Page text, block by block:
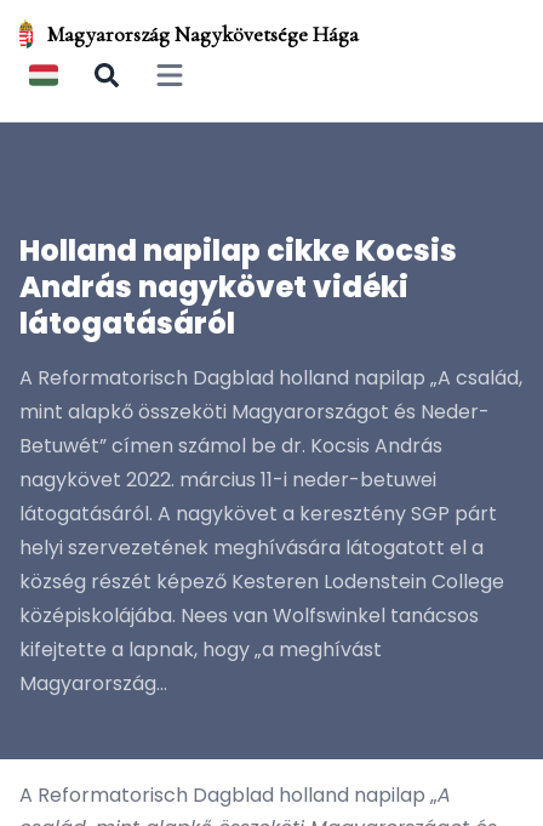
Magyarország Nagykövetsége Hága
Open main menu
Holland napilap cikke Kocsis
András nagykövet vidéki
látogatásáról
A Reformatorisch Dagblad holland napilap „A család,
mint alapkő összeköti Magyarországot és Neder-
Betuwét” címen számol be dr. Kocsis András
nagykövet 2022. március 11-i neder-betuwei
látogatásáról. A nagykövet a keresztény SGP párt
helyi szervezetének meghívására látogatott el a
község részét képező Kesteren Lodenstein College
középiskolájába. Nees van Wolfswinkel tanácsos
kifejtette a lapnak, hogy „a meghívást
Magyarország...
A Reformatorisch Dagblad holland napilap „A